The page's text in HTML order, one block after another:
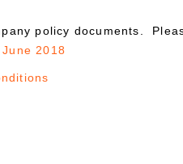
policy documents.
2018